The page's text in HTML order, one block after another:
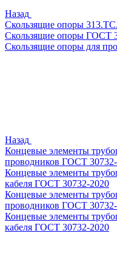
Назад
Скользящие опоры
Скользящие опоры ГОСТ
Скользящие опоры для
Назад
Концевые элементы
проводников ГОСТ
Концевые элементы
кабеля ГОСТ 30732-2020
Концевые элементы
проводников ГОСТ
Концевые элементы
кабеля ГОСТ 30732-2020